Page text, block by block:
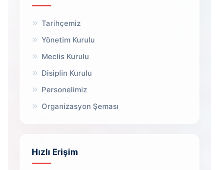
Tarihçemiz
Yönetim Kurulu
Meclis Kurulu
Disiplin Kurulu
Personelimiz
Organizasyon Şeması
Hızlı Erişim